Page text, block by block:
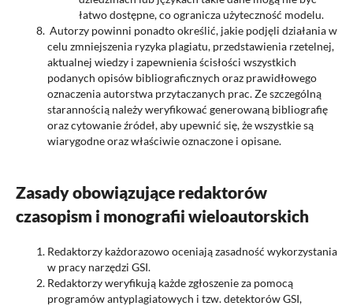
łatwo dostępne, co ogranicza użyteczność modelu.
Autorzy powinni ponadto określić, jakie podjęli działania w
celu zmniejszenia ryzyka plagiatu, przedstawienia rzetelnej,
aktualnej wiedzy i zapewnienia ścisłości wszystkich
podanych opisów bibliograficznych oraz prawidłowego
oznaczenia autorstwa przytaczanych prac. Ze szczególną
starannością należy weryfikować generowaną bibliografię
oraz cytowanie źródeł, aby upewnić się, że wszystkie są
wiarygodne oraz właściwie oznaczone i opisane.
Zasady obowiązujące redaktorów
czasopism i monografii wieloautorskich
Redaktorzy każdorazowo oceniają zasadność wykorzystania
w pracy narzędzi GSI.
Redaktorzy weryfikują każde zgłoszenie za pomocą
programów antyplagiatowych i tzw. detektorów GSI,